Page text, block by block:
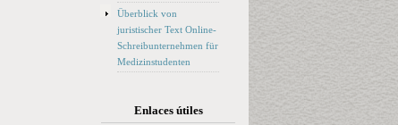
Überblick von
juristischer Text Online-
Schreibunternehmen für
Medizinstudenten
Enlaces útiles